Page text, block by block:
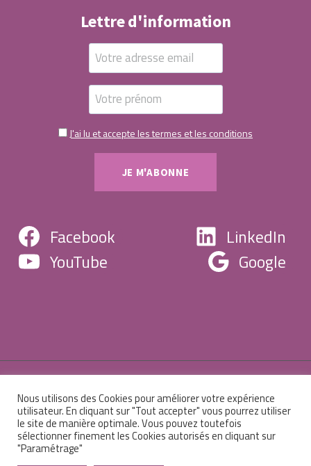
Lettre d'information
J'ai lu et accepte les termes et les conditions
Facebook
LinkedIn
YouTube
Google
© 2026 Centre de formation Christine Robert -
Mentions légales-Sitemap-Administration
Nous utilisons des Cookies pour améliorer votre expérience
utilisateur. En cliquant sur "Tout accepter" vous pourrez utiliser
le site de manière optimale. Vous pouvez toutefois
sélectionner finement les Cookies autorisés en cliquant sur
"Paramétrage"